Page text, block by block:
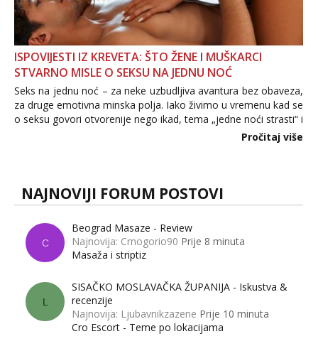
ISPOVIJESTI IZ KREVETA: ŠTO ŽENE I MUŠKARCI
STVARNO MISLE O SEKSU NA JEDNU NOĆ
Seks na jednu noć – za neke uzbudljiva avantura bez obaveza,
za druge emotivna minska polja. Iako živimo u vremenu kad se
o seksu govori otvorenije nego ikad, tema „jedne noći strasti“ i
dalje izaziva burne rasprave. Što zapravo misle žene, a što
Pročitaj više
NAJNOVIJI FORUM POSTOVI
C
Beograd Masaze - Review
Najnovija: Crnogorio90 Prije 8 minuta
Masaža i striptiz
L
SISAČKO MOSLAVAČKA ŽUPANIJA - Iskustva &
recenzije
Najnovija: Ljubavnikzazene Prije 10 minuta
Cro Escort - Teme po lokacijama